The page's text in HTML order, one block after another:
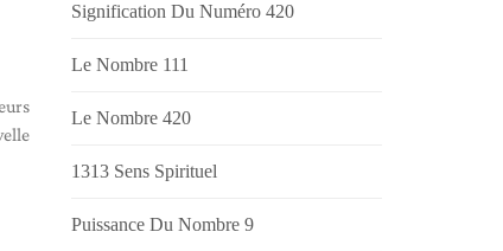
Signification Du Numéro 420
Le Nombre 111
Le Nombre 420
1313 Sens Spirituel
Puissance Du Nombre 9